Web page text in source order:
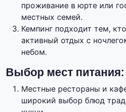
проживание в юрте или
местных семей.
Кемпинг подходит тем,
активный отдых с
небом.
Выбор мест питания:
Местные рестораны и
широкий выбор блюд